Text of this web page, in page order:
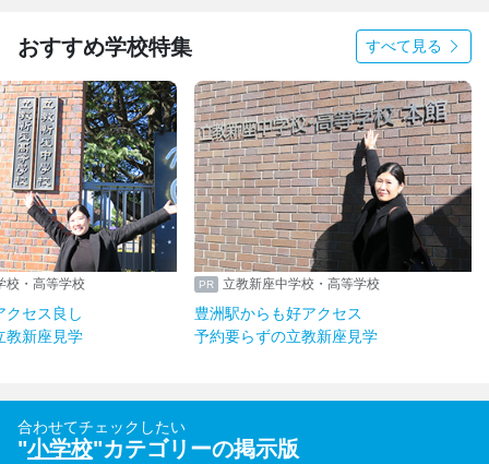
おすすめ学校特集 すべて見る
校・高等学校
クセス良し
教新座見学
立教新座中学校・高等学校
豊洲駅からも好アクセス
予約要らずの立教新座見学
合わせてチェックしたい
"小学校"カテゴリーの掲示版